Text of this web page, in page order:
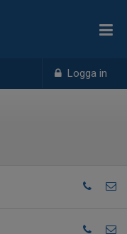
Logga in